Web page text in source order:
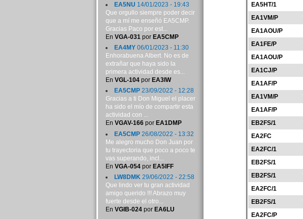
EA5HT/1
EA1VM/P
EA1AOU/P
EA1FE/P
EA1AOU/P
EA1CJ/P
EA1AF/P
EA1VM/P
EA1AF/P
EB2FS/1
EA2FC
EA2FC/1
EB2FS/1
EB2FS/1
EA2FC/1
EB2FS/1
EA2FC/P
EA5NU 14/01/2023 - 19:43
Que orgullo siempre poder decir
que a mí me enseñó EA5CMP.
Gracias Paco por est...
En VGA-031 por EA5CMP
EA4MY06/01/2023 - 11:30
Enhorabuena Albert. No es de
extrañar que haya sido la
primera actividad desde es...
En VGL-104por EA3IW
EA5CMP23/09/2022 - 12:28
Gracias a ti Don Miguel el placer
ha sido el mío de compartir esta
actividad con ...
En VGAV-166por EA1DMP
EA5CMP26/08/2022 - 13:32
Me alegro mucho Don Juan por
tu trayectoria que poco a poco te
vas superando, incl...
En VGA-054por EA5IFF
LW8DMK29/06/2022 - 22:58
Que lindo ver tu gran actividad
amigo querido !!! Abrazo muy
fuerte desde el otro...
En VGIB-024por EA6LU